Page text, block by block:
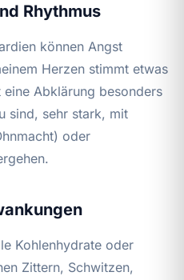
Rhythmus
können Angst
Herzen stimmt etwas
Abklärung besonders
sind, sehr stark, mit
oder
Kohlenhydrate oder
Zittern, Schwitzen,